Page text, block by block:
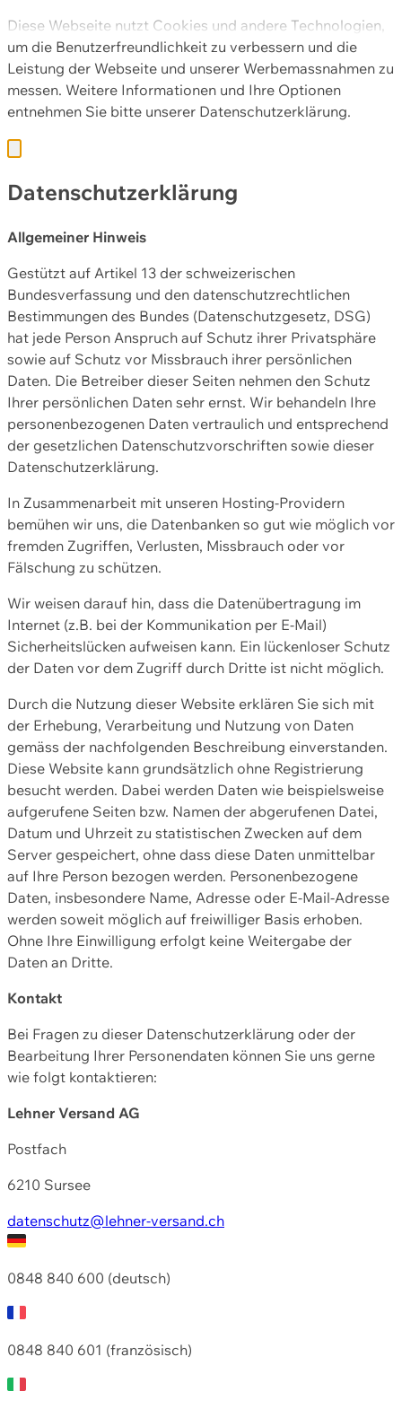
Diese Webseite nutzt Cookies und andere Technologien,
um die Benutzerfreundlichkeit zu verbessern und die
Leistung der Webseite und unserer Werbemassnahmen zu
messen. Weitere Informationen und Ihre Optionen
entnehmen Sie bitte unserer Datenschutzerklärung.
Datenschutzerklärung
Allgemeiner Hinweis
Gestützt auf Artikel 13 der schweizerischen
Bundesverfassung und den datenschutzrechtlichen
Bestimmungen des Bundes (Datenschutzgesetz, DSG)
hat jede Person Anspruch auf Schutz ihrer Privatsphäre
sowie auf Schutz vor Missbrauch ihrer persönlichen
Daten. Die Betreiber dieser Seiten nehmen den Schutz
Ihrer persönlichen Daten sehr ernst. Wir behandeln Ihre
personenbezogenen Daten vertraulich und entsprechend
der gesetzlichen Datenschutzvorschriften sowie dieser
Datenschutzerklärung.
In Zusammenarbeit mit unseren Hosting-Providern
bemühen wir uns, die Datenbanken so gut wie möglich vor
fremden Zugriffen, Verlusten, Missbrauch oder vor
Fälschung zu schützen.
Wir weisen darauf hin, dass die Datenübertragung im
Internet (z.B. bei der Kommunikation per E-Mail)
Sicherheitslücken aufweisen kann. Ein lückenloser Schutz
der Daten vor dem Zugriff durch Dritte ist nicht möglich.
Durch die Nutzung dieser Website erklären Sie sich mit
der Erhebung, Verarbeitung und Nutzung von Daten
gemäss der nachfolgenden Beschreibung einverstanden.
Diese Website kann grundsätzlich ohne Registrierung
besucht werden. Dabei werden Daten wie beispielsweise
aufgerufene Seiten bzw. Namen der abgerufenen Datei,
Datum und Uhrzeit zu statistischen Zwecken auf dem
Server gespeichert, ohne dass diese Daten unmittelbar
auf Ihre Person bezogen werden. Personenbezogene
Daten, insbesondere Name, Adresse oder E-Mail-Adresse
werden soweit möglich auf freiwilliger Basis erhoben.
Ohne Ihre Einwilligung erfolgt keine Weitergabe der
Daten an Dritte.
Kontakt
Bei Fragen zu dieser Datenschutzerklärung oder der
Bearbeitung Ihrer Personendaten können Sie uns gerne
wie folgt kontaktieren:
Lehner Versand AG
Postfach
6210 Sursee
datenschutz@lehner-versand.ch
0848 840 600 (deutsch)
0848 840 601 (französisch)